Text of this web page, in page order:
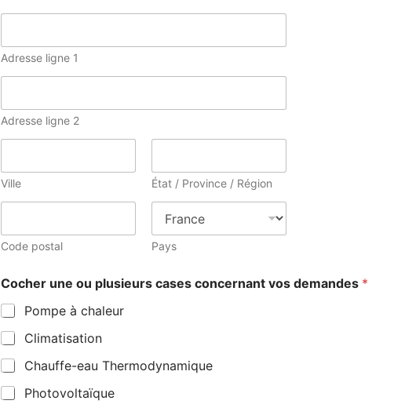
Adresse ligne 1
Adresse ligne 2
Ville État / Province / Région
Code postal Pays
Cocher une ou plusieurs cases concernant vos demandes *
Pompe à chaleur
Climatisation
Chauffe-eau Thermodynamique
Photovoltaïque